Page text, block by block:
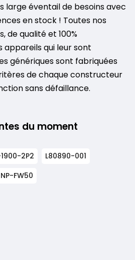
large éventail de besoins avec
en stock ! Toutes nos
de qualité et 100%
qui leur sont
génériques sont fabriquées
de chaque constructeur
sans défaillance.
du moment
2P2
L80890-001
NP-FW50